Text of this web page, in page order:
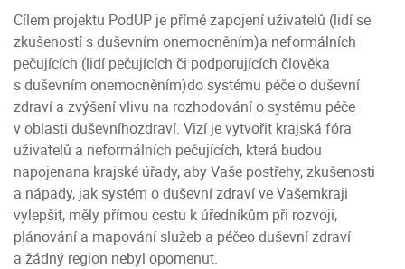
Cílem projektu PodUP je přímé zapojení uživatelů (lidí se
zkušeností s duševním onemocněním)a neformálních
pečujících (lidí pečujících či podporujících člověka
s duševním onemocněním)do systému péče o duševní
zdraví a zvýšení vlivu na rozhodování o systému péče
v oblasti duševníhozdraví. Vizí je vytvořit krajská fóra
uživatelů a neformálních pečujících, která budou
napojenana krajské úřady, aby Vaše postřehy, zkušenosti
a nápady, jak systém o duševní zdraví ve Vašemkraji
vylepšit, měly přímou cestu k úředníkům při rozvoji,
plánování a mapování služeb a péčeo duševní zdraví
a žádný region nebyl opomenut.